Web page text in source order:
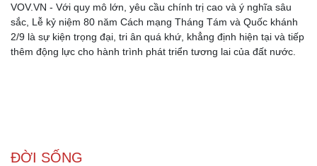
VOV.VN - Với quy mô lớn, yêu cầu chính trị cao và ý nghĩa sâu
sắc, Lễ kỷ niệm 80 năm Cách mạng Tháng Tám và Quốc khánh
2/9 là sự kiện trọng đại, tri ân quá khứ, khẳng định hiện tại và tiếp
thêm động lực cho hành trình phát triển tương lai của đất nước.
ĐỜI SỐNG